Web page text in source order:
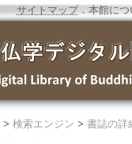
サイトマップ．本館につ
> 検索エンジン > 書誌の詳